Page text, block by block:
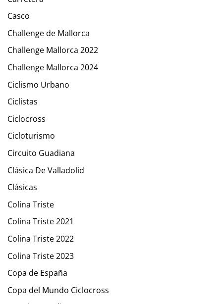
Casco
Challenge de Mallorca
Challenge Mallorca 2022
Challenge Mallorca 2024
Ciclismo Urbano
Ciclistas
Ciclocross
Cicloturismo
Circuito Guadiana
Clásica De Valladolid
Clásicas
Colina Triste
Colina Triste 2021
Colina Triste 2022
Colina Triste 2023
Copa de España
Copa del Mundo Ciclocross